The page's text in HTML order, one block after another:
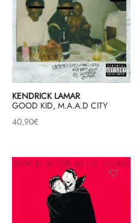
KENDRICK LAMAR
GOOD KID, M.A.A.D CITY
40,90€